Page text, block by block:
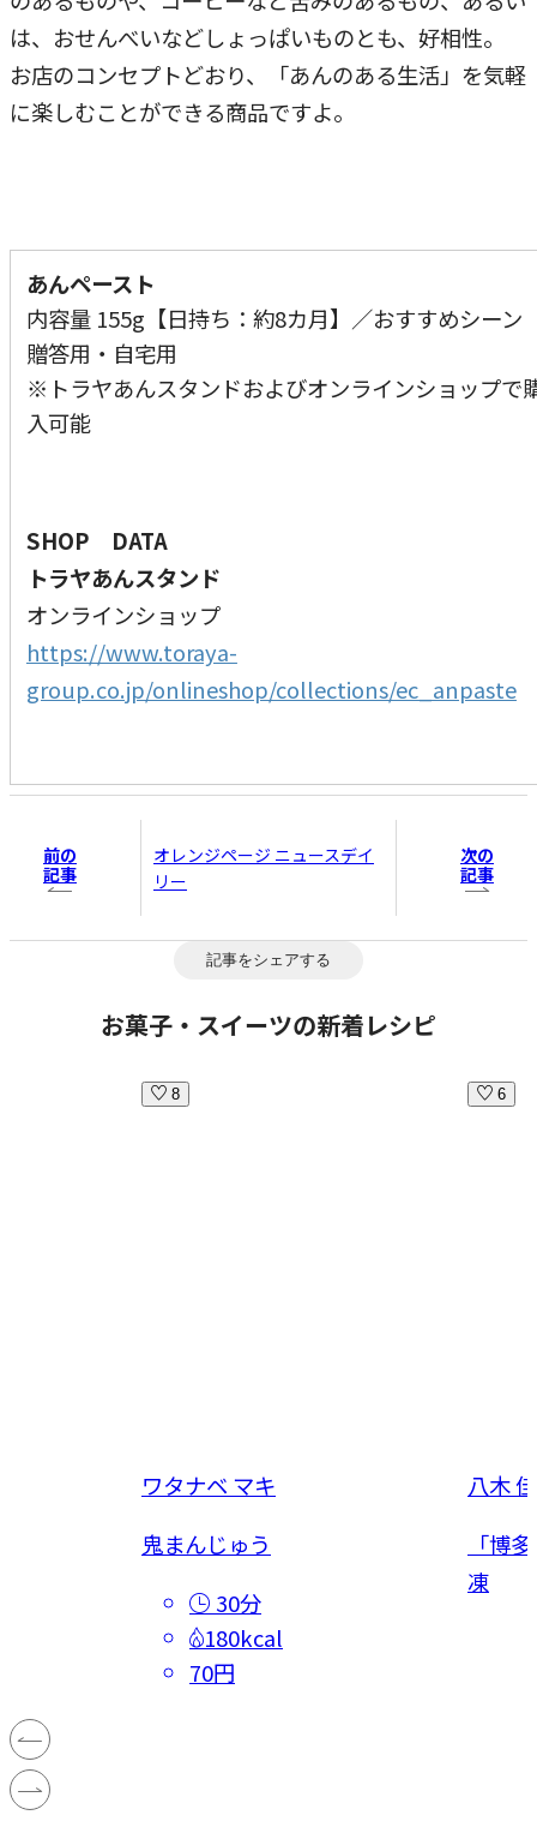
は、おせんべいなどしょっぱいものとも、好相性。
お店のコンセプトどおり、「あんのある生活」を気軽
に楽しむことができる商品ですよ。
あんペースト
内容量 155g【日持ち：約8カ月】／おすすめシー
贈答用・自宅用
※トラヤあんスタンドおよびオンラインショップで
入可能
SHOP DATA
トラヤあんスタンド
オンラインショップ
https://www.toraya-
group.co.jp/onlineshop/collections/ec_anpaste
前の
記事
オレンジページ ニュースデイ
リー
次の
記事
記事をシェアする
お菓子・スイーツの新着レシピ
8
ワタナベ マキ
鬼まんじゅう
30分
180kcal
70円
6
八木
「博
凍